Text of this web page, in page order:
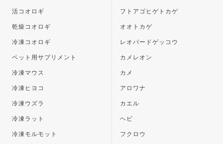
活コオロギ
乾燥コオロギ
冷凍コオロギ
ペット用サプリメント
冷凍マウス
冷凍ヒヨコ
冷凍ウズラ
冷凍ラット
冷凍モルモット
フトアゴヒゲトカゲ
オオトカゲ
レオパードゲッコウ
カメレオン
カメ
アロワナ
カエル
ヘビ
フクロウ